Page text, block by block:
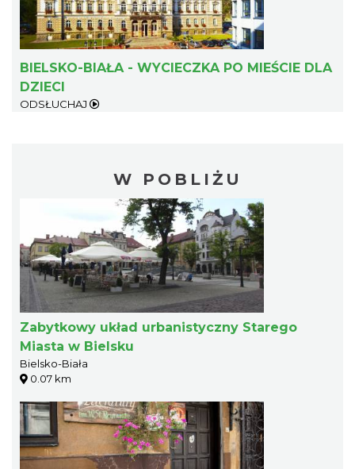
BIELSKO-BIAŁA - WYCIECZKA PO MIEŚCIE DLA
DZIECI
ODSŁUCHAJ
W POBLIŻU
Zabytkowy układ urbanistyczny Starego
Miasta w Bielsku
Bielsko-Biała
0.07 km